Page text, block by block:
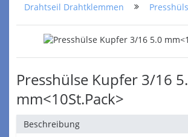
Drahtseil Drahtklemmen
Presshülse Kupfer 3/16
mm<10St.Pack>
Beschreibung